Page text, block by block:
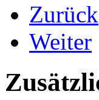
Zurück
Weiter